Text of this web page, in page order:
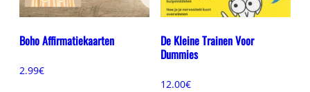
Boho Affirmatiekaarten
2.99€
De Kleine Trainen Voor
Dummies
12.00€